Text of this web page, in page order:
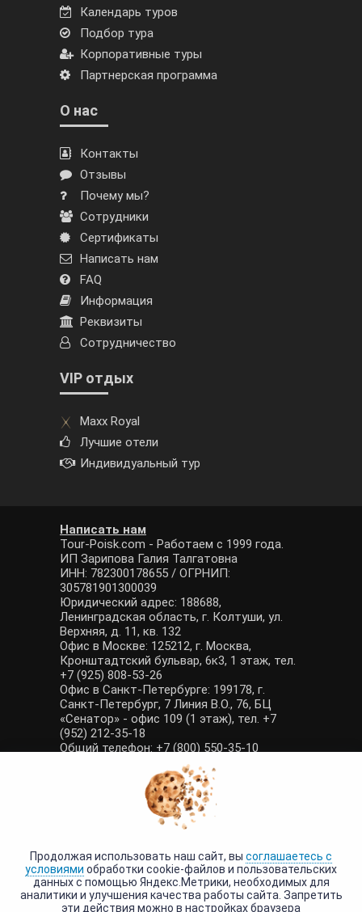
Календарь туров
Подбор тура
Корпоративные туры
Партнерская программа
О нас
Контакты
Отзывы
Почему мы?
Сотрудники
Сертификаты
Написать нам
FAQ
Информация
Реквизиты
Сотрудничество
VIP отдых
Maxx Royal
Лучшие отели
Индивидуальный тур
Написать нам
Tour-Poisk.com - Работаем с 1999 года.
ИП Зарипова Галия Талгатовна
ИНН: 782300178655 / ОГРНИП:
305781901300039
Юридический адрес: 188688,
Ленинградская область, г. Колтуши, ул.
Верхняя, д. 11, кв. 132
Офис в Москве: 125212, г. Москва,
Кронштадтский бульвар, 6к3, 1 этаж, тел.
+7 (925) 808-53-26
Офис в Санкт-Петербурге: 199178, г.
Санкт-Петербург, 7 Линия В.О., 76, БЦ
«Сенатор» - офис 109 (1 этаж), тел. +7
(952) 212-35-18
Общий телефон: +7 (800) 550-35-10
E-mail: manager@tour-poisk.com (общие
вопросы), admin@tour-poisk.com (жалобы)
Номер в Общероссийском реестре
туристических агентств: РТА 0003424
Политика конфиденциальности
Продолжая использовать наш сайт, вы соглашаетесь с
условиями обработки cookie-файлов и пользовательских
данных с помощью Яндекс.Метрики, необходимых для
аналитики и улучшения качества работы сайта. Запретить
эти действия можно в настройках браузера